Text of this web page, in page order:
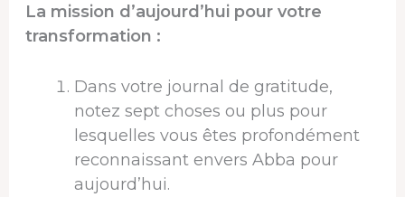
La mission d’aujourd’hui pour votre
transformation :
Dans votre journal de gratitude,
notez sept choses ou plus pour
lesquelles vous êtes profondément
reconnaissant envers Abba pour
aujourd’hui.